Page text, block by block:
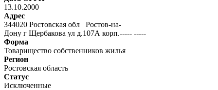
13.10.2000
Адрес
344020 Ростовская обл Ростов-на-
Дону г Щербакова ул д.107А корп.----- -----
Форма
Товарищество собственников жилья
Регион
Ростовская область
Статус
Исключенные